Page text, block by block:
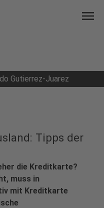
menu
Gutierrez-Juarez
Tipps der
die Kreditkarte?
muss in
mit Kreditkarte